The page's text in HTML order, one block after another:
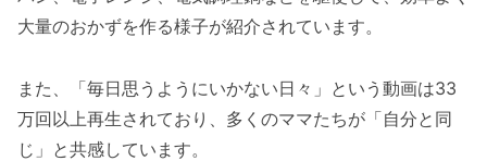
大量のおかずを作る様子が紹介されています。
また、「毎日思うようにいかない日々」という動画は33
万回以上再生されており、多くのママたちが「自分と同
じ」と共感しています。